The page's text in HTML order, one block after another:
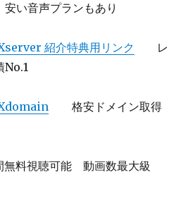
音声プランもあり
紹介特典用リンク
レ
No.1
格安ドメイン取得
料視聴可能 動画数最大級